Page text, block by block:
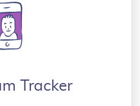
Tracker